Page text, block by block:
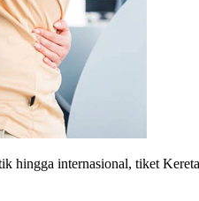
hingga internasional, tiket